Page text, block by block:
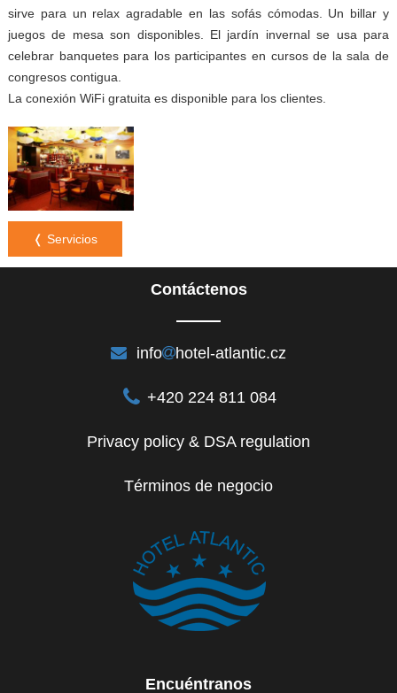
sirve para un relax agradable en las sofás cómodas. Un billar y
juegos de mesa son disponibles. El jardín invernal se usa para
celebrar banquetes para los participantes en cursos de la sala de
congresos contigua.
La conexión WiFi gratuita es disponible para los clientes.
❬ Servicios
Contáctenos
info hotel-atlantic.cz
+420 224 811 084
Privacy policy & DSA regulation
Términos de negocio
Encuéntranos